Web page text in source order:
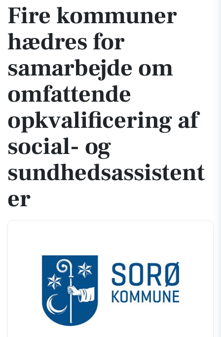
Fire kommuner
hædres for
samarbejde om
omfattende
opkvalificering af
social- og
sundhedsassistent
er